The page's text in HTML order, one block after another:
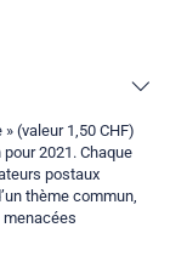
(valeur 1,50 CHF)
2021. Chaque
postaux
thème commun,
menacées